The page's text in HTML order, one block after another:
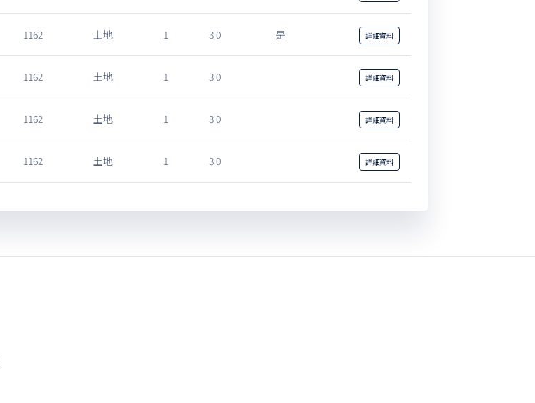
1162 土地 1 3.0 是 詳細資料
1162 土地 1 3.0 詳細資料
1162 土地 1 3.0 詳細資料
1162 土地 1 3.0 詳細資料